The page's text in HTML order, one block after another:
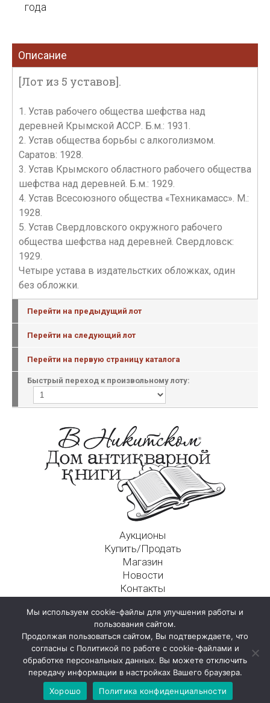
года
Описание
[Лот из 5 уставов].
1. Устав рабочего общества шефства над
деревней Крымской АССР. Б.м.: 1931.
2. Устав общества борьбы с алкоголизмом.
Саратов: 1928.
3. Устав Крымского областного рабочего общества
шефства над деревней. Б.м.: 1929.
4. Устав Всесоюзного общества «Техникамасс». М.:
1928.
5. Устав Свердловского окружного рабочего
общества шефства над деревней. Свердловск:
1929.
Четыре устава в издательстких обложках, один
без обложки.
Перейти на предыдущий лот
Перейти на следующий лот
Перейти на первую страницу каталога
Быстрый переход к произвольному лоту:
Аукционы
Купить/Продать
Магазин
Новости
Контакты
125009, г. Москва, Никитский пер., д. 4а, стр. 1
Мы используем cookie-файлы для улучшения работы и
пользования сайтом.
Продолжая пользоваться сайтом, Вы подтверждаете, что
согласны с Политикой по работе с cookie-файлами и
обработке персональных данных. Вы можете отключить
передачу информации в настройках Вашего браузера.
Хорошо
Политика конфиденциальности